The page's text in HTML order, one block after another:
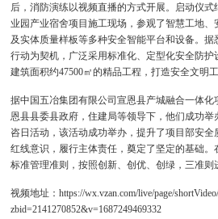
后，消防演练以视频直播的方式开展。启动仪
业园产业宿舍项目施工现场，参观了智慧工地
及实体质量样板等多种安全智能平台和设备。
行动为契机，广泛采用标准化、定型化安全防
建筑面积约47500㎡的精品工程，打造安全文明工
据中国五冶集团有限公司宣恩县产城融合一体
恩县县委县政府，住建局等领导下，他们成功举
咨日活动，该活动成功举办，提升了项目部安
红线意识，履行主体责任，奠定了坚定的基础
标准管理准则，按照创新、创优、创绿，三准则
视频地址：https://wx.vzan.com/live/page/
zbid=2141270852&v=1687249469332